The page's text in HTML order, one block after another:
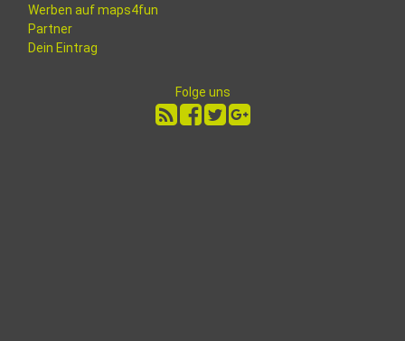
Werben auf maps4fun
Partner
Dein Eintrag
Folge uns